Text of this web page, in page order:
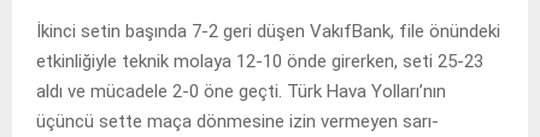
İkinci setin başında 7-2 geri düşen VakıfBank, file önündeki
etkinliğiyle teknik molaya 12-10 önde girerken, seti 25-23
aldı ve mücadele 2-0 öne geçti. Türk Hava Yolları’nın
üçüncü sette maça dönmesine izin vermeyen sarı-